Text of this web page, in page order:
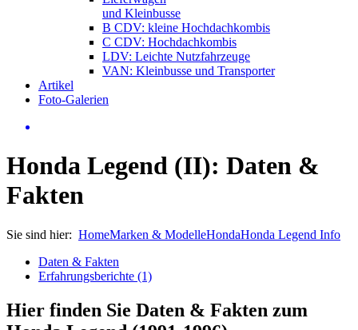
und Kleinbusse
B CDV: kleine Hochdachkombis
C CDV: Hochdachkombis
LDV: Leichte Nutzfahrzeuge
VAN: Kleinbusse und Transporter
Artikel
Foto-Galerien
Honda Legend (II): Daten &
Fakten
Sie sind hier: HomeMarken & ModelleHondaHonda Legend Info
Daten & Fakten
Erfahrungsberichte (1)
Hier finden Sie Daten & Fakten zum